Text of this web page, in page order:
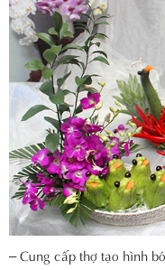
– Cung cấp thợ tạo hình